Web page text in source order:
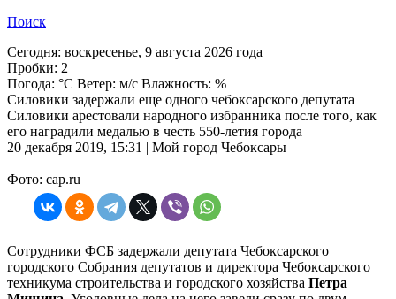
Поиск
Сегодня: воскресенье, 9 августа 2026 года
Пробки: 2
Погода: °C Ветер: м/с Влажность: %
Силовики задержали еще одного чебоксарского депутата
Силовики арестовали народного избранника после того, как
его наградили медалью в честь 550-летия города
20 декабря 2019, 15:31 | Мой город Чебоксары
Фото: cap.ru
Сотрудники ФСБ задержали депутата Чебоксарского
городского Собрания депутатов и директора Чебоксарского
техникума строительства и городского хозяйства Петра